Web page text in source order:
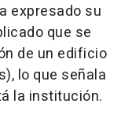
expresado su
que se
de un edificio
lo que señala
la institución.